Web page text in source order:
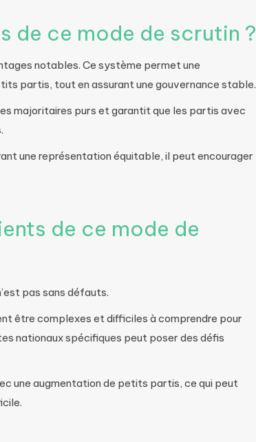
de ce mode de scrutin ?
notables. Ce système permet une
partis, tout en assurant une gouvernance stable.
majoritaires purs et garantit que les partis avec
une représentation équitable, il peut encourager
de ce mode de
pas sans défauts.
être complexes et difficiles à comprendre pour
nationaux spécifiques peut poser des défis
une augmentation de petits partis, ce qui peut